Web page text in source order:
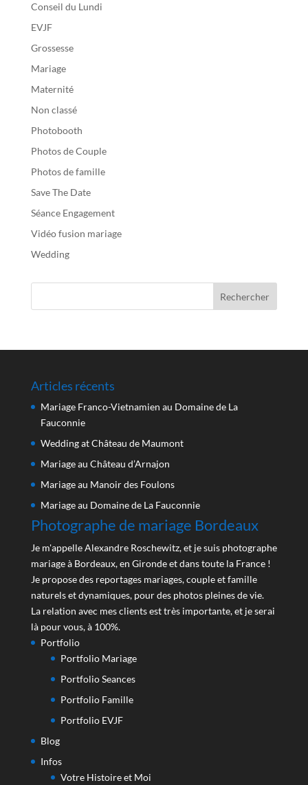
Conseil du Lundi
EVJF
Grossesse
Mariage
Maternité
Non classé
Photobooth
Photos de Couple
Photos de famille
Save The Date
Séance Engagement
Vidéo fusion mariage
Wedding
Articles récents
Mariage Franco-Vietnamien au Domaine de La
Fauconnie
Wedding at Château de Maumont
Mariage au Château d’Arnajon
Mariage au Manoir des Foulons
Mariage au Domaine de La Fauconnie
Photographe de mariage Bordeaux
Je m'appelle Alexandre Roschewitz, et je suis photographe
mariage à Bordeaux, en Gironde et dans toute la France !
Je propose des reportages mariages, couple et famille
naturels et dynamiques, pour des photos pleines de vie.
La relation avec mes clients est très importante, et je serai
là pour vous, à 100%.
Portfolio
Portfolio Mariage
Portfolio Seances
Portfolio Famille
Portfolio EVJF
Blog
Infos
Votre Histoire et Moi